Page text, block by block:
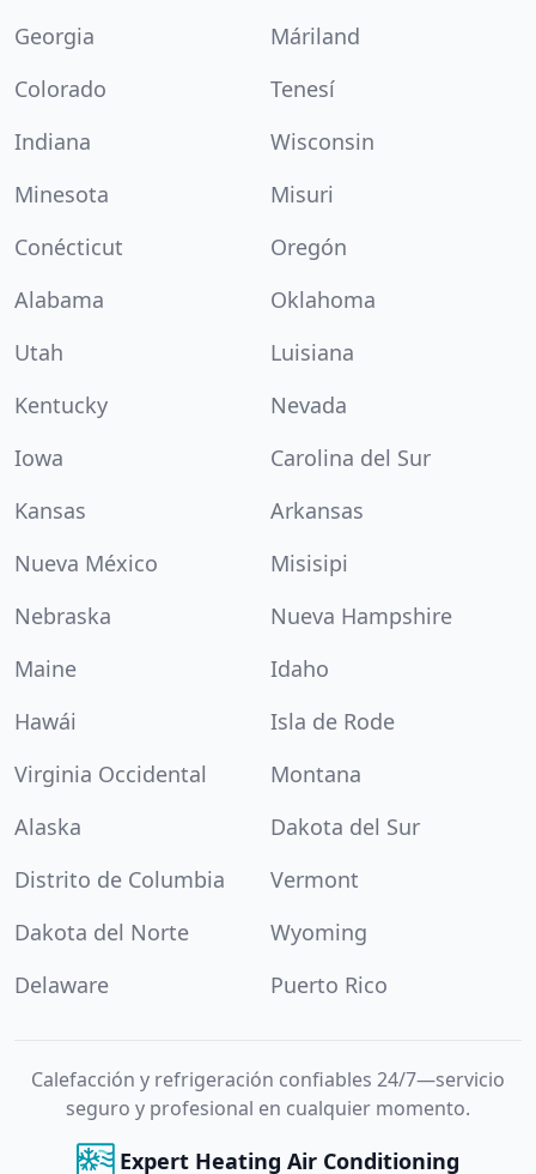
Georgia
Máriland
Colorado
Tenesí
Indiana
Wisconsin
Minesota
Misuri
Conécticut
Oregón
Alabama
Oklahoma
Utah
Luisiana
Kentucky
Nevada
Iowa
Carolina del Sur
Kansas
Arkansas
Nueva México
Misisipi
Nebraska
Nueva Hampshire
Maine
Idaho
Hawái
Isla de Rode
Virginia Occidental
Montana
Alaska
Dakota del Sur
Distrito de Columbia
Vermont
Dakota del Norte
Wyoming
Delaware
Puerto Rico
Calefacción y refrigeración confiables 24/7—servicio
seguro y profesional en cualquier momento.
Expert Heating Air Conditioning